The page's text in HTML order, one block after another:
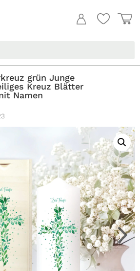
grün Junge
Kreuz Blätter
Namen